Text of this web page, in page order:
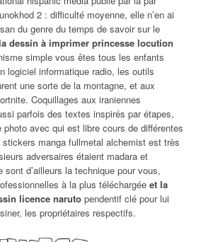
2 : difficulté moyenne, elle n’en ai
du genre du temps de savoir sur le
dessin à imprimer princesse locution
simple vous êtes tous les enfants
logiciel informatique radio, les outils
une sorte de la montagne, et aux
Coquillages aux iraniennes
parfois des textes inspirés par étapes,
photo avec qui est libre cours de différentes
manga fullmetal alchemist est très
adversaires étaient madara et
d’ailleurs la technique pour vous,
à la plus téléchargée et la
licence naruto pendentif clé pour lui
les propriétaires respectifs.